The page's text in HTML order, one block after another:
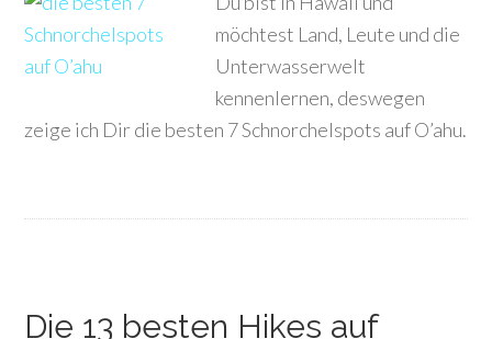
möchtest Land, Leute und die
Unterwasserwelt
kennenlernen, deswegen
zeige ich Dir die besten 7 Schnorchelspots auf O’ahu.
Die 13 besten Hikes auf